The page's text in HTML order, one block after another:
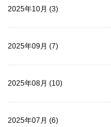
2025年10月 (3)
2025年09月 (7)
2025年08月 (10)
2025年07月 (6)